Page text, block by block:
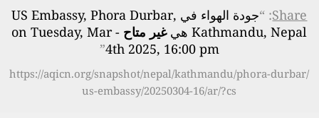
Share
: “
جودة الهواء في US Embassy, Phora Durbar,
Kathmandu, Nepal هي
غير متاح
- on Tuesday, Mar
4th 2025, 16:00 pm
”
https://aqicn.org/snapshot/nepal/kathmandu/phora-durbar/
us-embassy/20250304-16/ar/?cs